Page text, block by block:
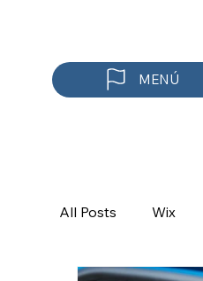
MENÚ
All Posts Wix